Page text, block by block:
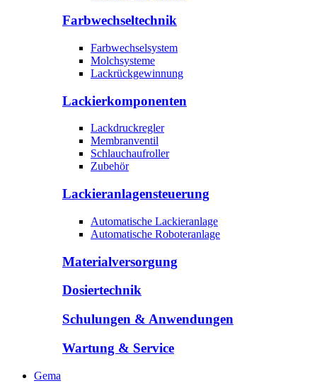
Farbwechseltechnik
Farbwechselsystem
Molchsysteme
Lackrückgewinnung
Lackierkomponenten
Lackdruckregler
Membranventil
Schlauchaufroller
Zubehör
Lackieranlagensteuerung
Automatische Lackieranlage
Automatische Roboteranlage
Materialversorgung
Dosiertechnik
Schulungen & Anwendungen
Wartung & Service
Gema